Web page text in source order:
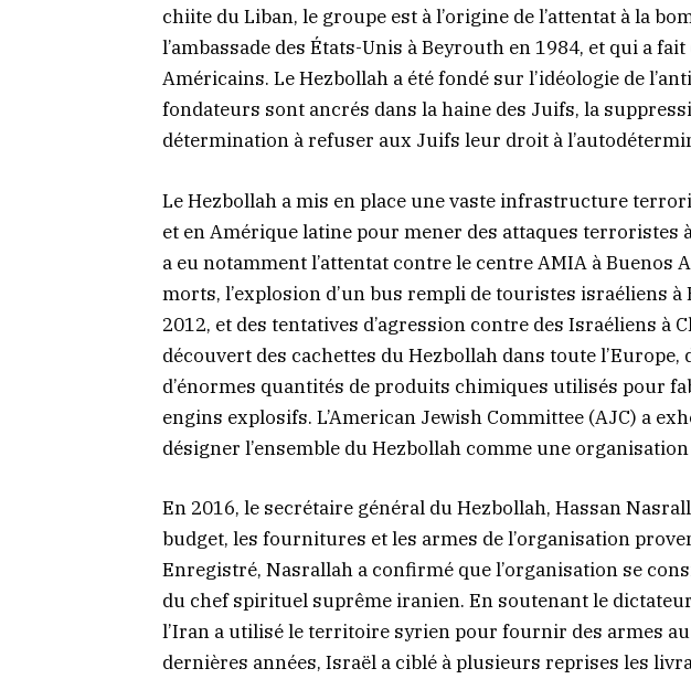
chiite du Liban, le groupe est à l’origine de l’attentat à la
l’ambassade des États-Unis à Beyrouth en 1984, et qui a
Américains. Le Hezbollah a été fondé sur l’idéologie de
fondateurs sont ancrés dans la haine des Juifs, la
détermination à refuser aux Juifs leur droit à
Le Hezbollah a mis en place une vaste infrastructure
et en Amérique latine pour mener des attaques terroristes
a eu notamment l’attentat contre le centre AMIA à Buenos
morts, l’explosion d’un bus rempli de touristes israéliens à
2012, et des tentatives d’agression contre des Israéliens à
découvert des cachettes du Hezbollah dans toute
d’énormes quantités de produits chimiques utilisés pour
engins explosifs. L’American Jewish Committee (AJC) a
désigner l’ensemble du Hezbollah comme une
En 2016, le secrétaire général du Hezbollah, Hassan
budget, les fournitures et les armes de l’organisation
Enregistré, Nasrallah a confirmé que l’organisation se
du chef spirituel suprême iranien. En soutenant le
l’Iran a utilisé le territoire syrien pour fournir des armes
dernières années, Israël a ciblé à plusieurs reprises les